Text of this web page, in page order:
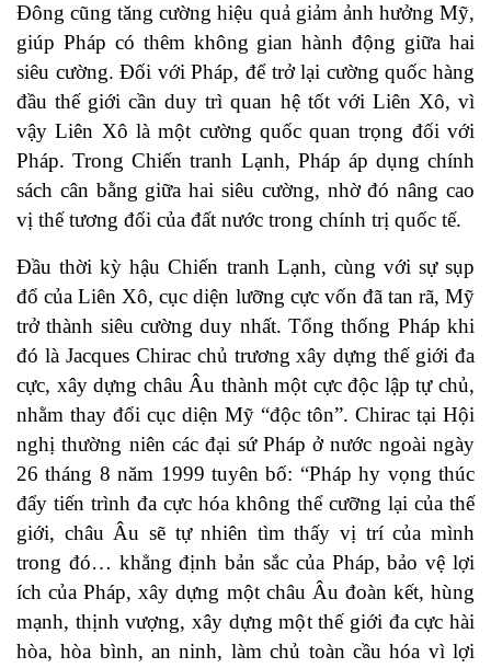
Đông cũng tăng cường hiệu quả giảm ảnh hưởng Mỹ,
giúp Pháp có thêm không gian hành động giữa hai
siêu cường. Đối với Pháp, để trở lại cường quốc hàng
đầu thế giới cần duy trì quan hệ tốt với Liên Xô, vì
vậy Liên Xô là một cường quốc quan trọng đối với
Pháp. Trong Chiến tranh Lạnh, Pháp áp dụng chính
sách cân bằng giữa hai siêu cường, nhờ đó nâng cao
vị thế tương đối của đất nước trong chính trị quốc tế.
Đầu thời kỳ hậu Chiến tranh Lạnh, cùng với sự sụp
đổ của Liên Xô, cục diện lưỡng cực vốn đã tan rã, Mỹ
trở thành siêu cường duy nhất. Tổng thống Pháp khi
đó là Jacques Chirac chủ trương xây dựng thế giới đa
cực, xây dựng châu Âu thành một cực độc lập tự chủ,
nhằm thay đổi cục diện Mỹ “độc tôn”. Chirac tại Hội
nghị thường niên các đại sứ Pháp ở nước ngoài ngày
26 tháng 8 năm 1999 tuyên bố: “Pháp hy vọng thúc
đẩy tiến trình đa cực hóa không thể cưỡng lại của thế
giới, châu Âu sẽ tự nhiên tìm thấy vị trí của mình
trong đó… khẳng định bản sắc của Pháp, bảo vệ lợi
ích của Pháp, xây dựng một châu Âu đoàn kết, hùng
mạnh, thịnh vượng, xây dựng một thế giới đa cực hài
hòa, hòa bình, an ninh, làm chủ toàn cầu hóa vì lợi